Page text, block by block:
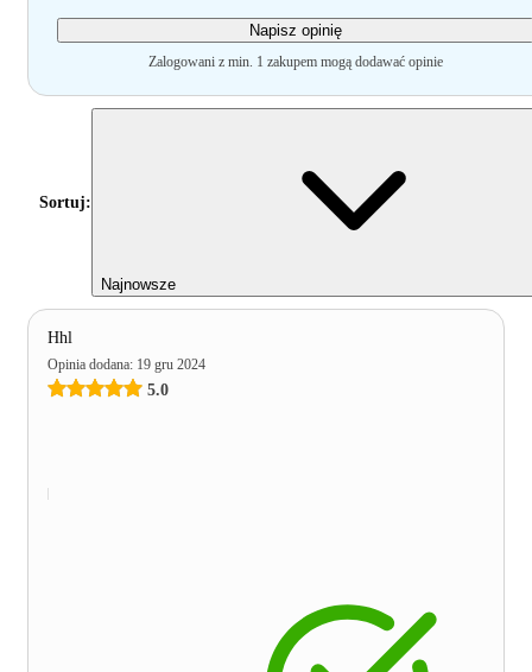
Napisz opinię
Zalogowani z min. 1 zakupem mogą dodawać opinie
Sortuj:
Najnowsze
Hhl
Opinia dodana: 19 gru 2024
5.0